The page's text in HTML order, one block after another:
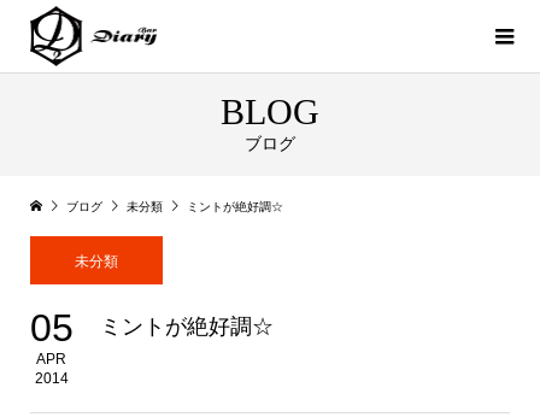
BLOG
ブログ
ブログ 未分類 ミントが絶好調☆
未分類
05
APR
2014
ミントが絶好調☆